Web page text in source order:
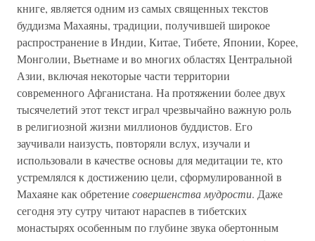
книге, является одним из самых священных текстов
буддизма Махаяны, традиции, получившей широкое
распространение в Индии, Китае, Тибете, Японии, Корее,
Монголии, Вьетнаме и во многих областях Центральной
Азии, включая некоторые части территории
современного Афганистана. На протяжении более двух
тысячелетий этот текст играл чрезвычайно важную роль
в религиозной жизни миллионов буддистов. Его
заучивали наизусть, повторяли вслух, изучали и
использовали в качестве основы для медитации те, кто
устремлялся к достижению цели, сформулированной в
Махаяне как обретениесовершенства мудрости. Даже
сегодня эту сутру читают нараспев в тибетских
монастырях особенным по глубине звука обертонным